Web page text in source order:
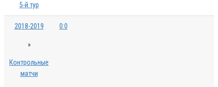
5-й тур
2018-2019
»
Контрольные
матчи
0:0